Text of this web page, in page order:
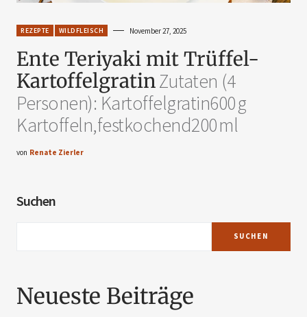
REZEPTE WILDFLEISCH November 27, 2025
Ente Teriyaki mit Trüffel-
KartoffelgratinZutaten (4
Personen): Kartoffelgratin600 g
Kartoffeln,festkochend200 ml
von Renate Zierler
Suchen
SUCHEN
Neueste Beiträge